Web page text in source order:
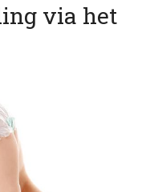
via het